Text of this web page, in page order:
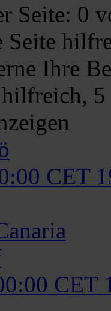
Seite: 0
Seite
Ihre
CET
CET